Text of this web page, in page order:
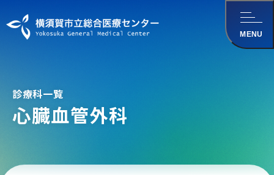
にスキップ
MENU
診療科一覧
心臓血管外科